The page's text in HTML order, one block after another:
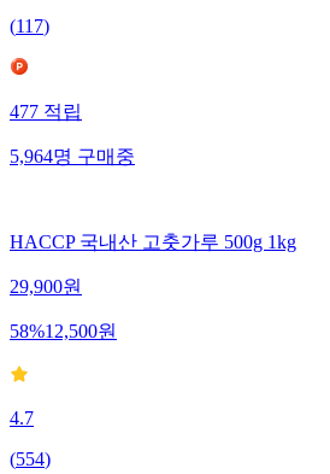
(117)
477 적립
5,964명 구매중
HACCP 국내산 고춧가루 500g 1kg
29,900원
58%12,500원
4.7
(554)